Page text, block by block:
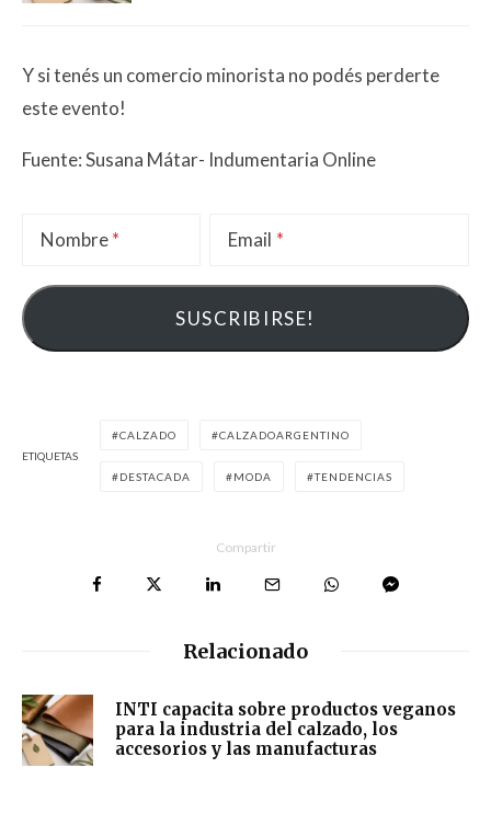
Y si tenés un comercio minorista no podés perderte
este evento!
Fuente: Susana Mátar- Indumentaria Online
Nombre Email
ETIQUETAS
CALZADO CALZADOARGENTINO
DESTACADA MODA TENDENCIAS
Compartir
Relacionado
INTI capacita sobre productos veganos
para la industria del calzado, los
accesorios y las manufacturas